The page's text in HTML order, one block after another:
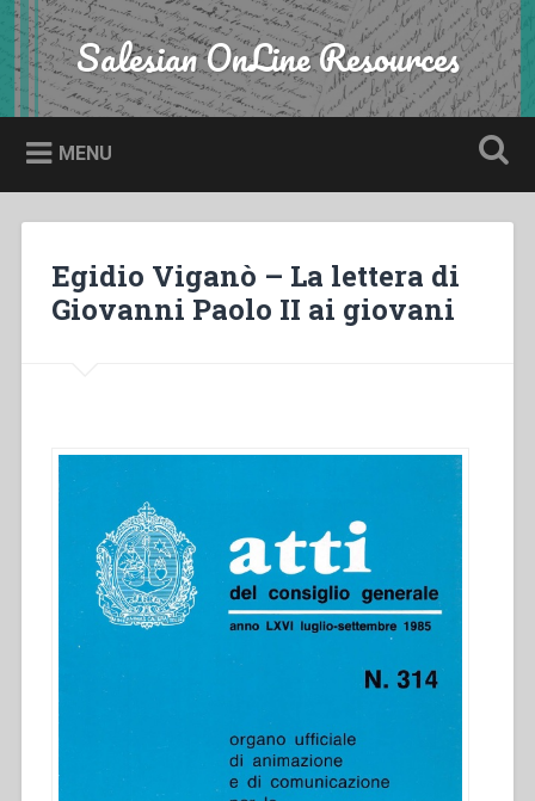
Skip
to
content
Search Salesian OnLine Resources
MENU
Egidio Viganò – La lettera di
Giovanni Paolo II ai giovani